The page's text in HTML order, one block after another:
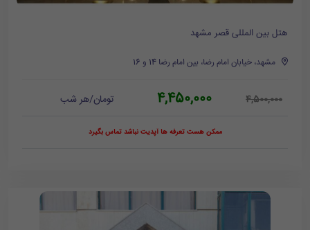
هتل بین المللی قصر مشهد
مشهد، خیابان امام رضا، بین امام رضا 14 و 16
4,500,000
4,450,000 تومان/هر شب
ممکن هست تعرفه ها آپدیت نباشد تماس بگیرد